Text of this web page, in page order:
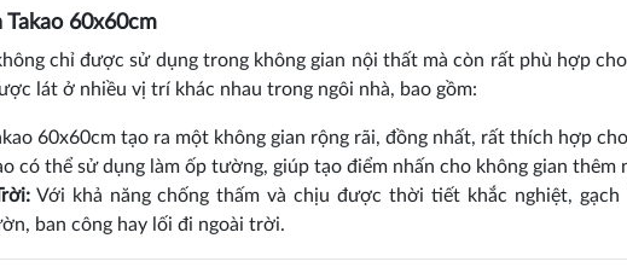
Takao 60x60cm
chỉ được sử dụng trong không gian nội thất mà còn rất phù hợp
lát ở nhiều vị trí khác nhau trong ngôi nhà, bao gồm:
60x60cm tạo ra một không gian rộng rãi, đồng nhất, rất thích hợp
có thể sử dụng làm ốp tường, giúp tạo điểm nhấn cho không gian thêm
Với khả năng chống thấm và chịu được thời tiết khắc nghiệt, gạch
ban công hay lối đi ngoài trời.